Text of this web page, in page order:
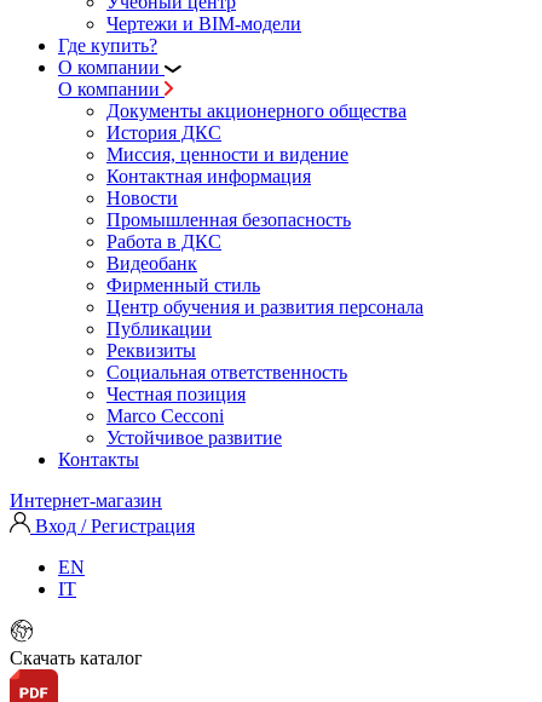
Чертежи и BIM-модели
Где купить?
О компании
О компании
Документы акционерного общества
История ДКС
Миссия, ценности и видение
Контактная информация
Новости
Промышленная безопасность
Работа в ДКС
Видеобанк
Фирменный стиль
Центр обучения и развития персонала
Публикации
Реквизиты
Социальная ответственность
Честная позиция
Marco Cecconi
Устойчивое развитие
Контакты
Интернет-магазин
Вход / Регистрация
EN
IT
Скачать каталог